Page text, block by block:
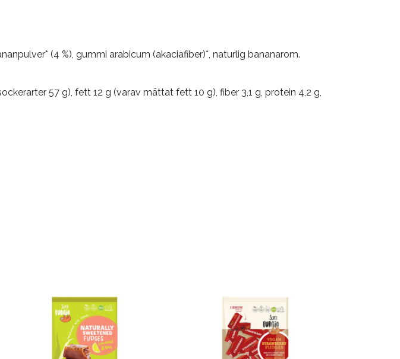
(4 %), gummi arabicum (akaciafiber)*, naturlig bananarom.
57 g), fett 12 g (varav mättat fett 10 g), fiber 3,1 g, protein 4,2 g,